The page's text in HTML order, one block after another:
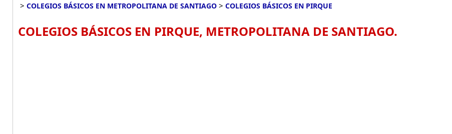
> COLEGIOS BÁSICOS EN METROPOLITANA DE SANTIAGO > COLEGIOS BÁSICOS EN PIRQUE
COLEGIOS BÁSICOS EN PIRQUE, METROPOLITANA DE SANTIAGO.